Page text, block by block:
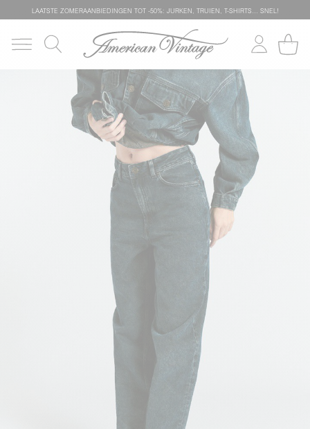
LAATSTE ZOMERAANBIEDINGEN TOT -50%: JURKEN, TRUIEN, T-SHIRTS… SNEL!